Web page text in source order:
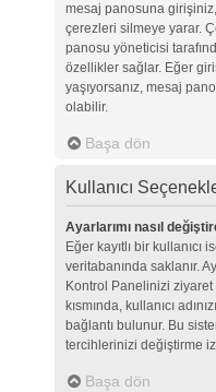
mesaj panosuna
çerezleri silmeye yarar.
panosu yöneticisi
özellikler sağlar. Eğer
yaşıyorsanız, mesaj
olabilir.
Başa dön
Kullanıcı
Ayarlarımı nasıl
Eğer kayıtlı bir kullanıcı
veritabanında saklanır.
Kontrol Panelinizi
kısmında, kullanıcı
bağlantı bulunur. Bu
tercihlerinizi değiştirme
Başa dön